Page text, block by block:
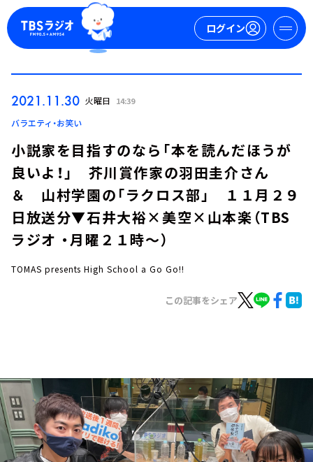
ログイン
ログイン
週間番組表
2021.11.30 火曜日 14:39
バラエティ・お笑い
小説家を目指すのなら「本を読んだほうが
良いよ！」 芥川賞作家の羽田圭介さん
＆ 山村学園の「ラクロス部」 １１月２９
日放送分▼石井大裕×美空×山本楽（TBS
ラジオ ・月曜２１時～）
TOMAS presents High School a Go Go!!
この記事をシェア